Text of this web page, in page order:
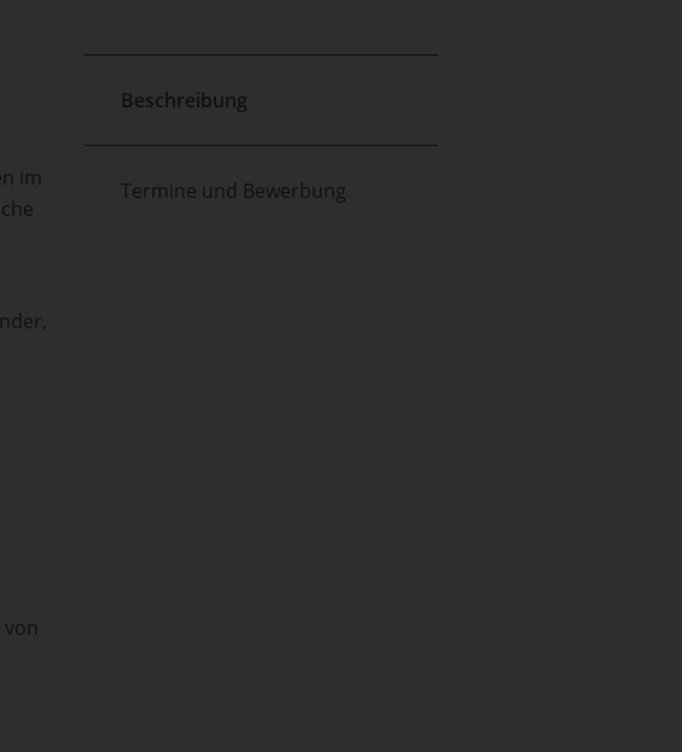
im
Beschreibung
Termine und Bewerbung